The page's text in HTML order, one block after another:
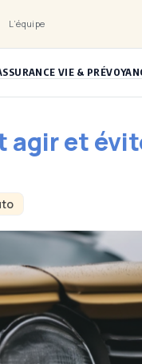
L’équipe
VIE &
agir et